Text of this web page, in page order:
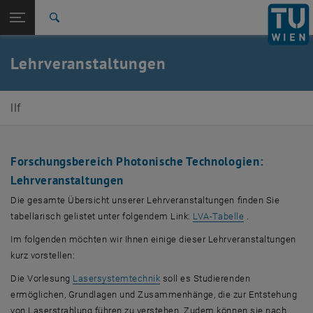
TU Login
Quicklinks
Quicklinks-Menü umschalten
Studium
Karriere
Zur 1. Menü Ebene
Photonische Technologien
LVA-Tabelle
Vertiefungsmodul
Lehrveranstaltungen
llf
Forschungsbereich Photonische Technologien:
Lehrveranstaltungen
Die gesamte Übersicht unserer Lehrveranstaltungen finden Sie
tabellarisch gelistet unter folgendem Link: LVA-Tabelle .
Im folgenden möchten wir Ihnen einige dieser Lehrveranstaltungen
kurz vorstellen:
Die Vorlesung Lasersystemtechnik, öffnet eine externe URL in einem
soll es Studierenden
ermöglichen, Grundlagen und Zusammenhänge, die zur Entstehung
von Laserstrahlung führen zu verstehen. Zudem können sie nach